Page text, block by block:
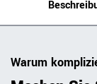
Warum